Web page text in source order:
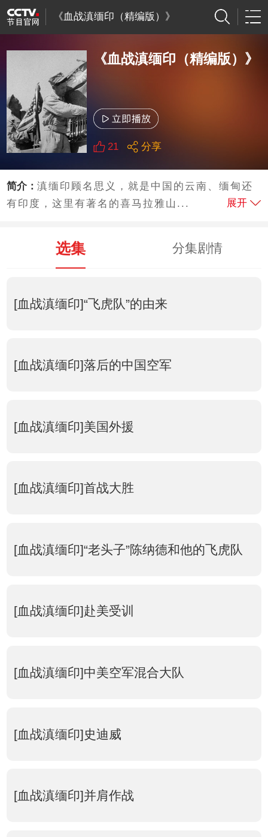
《血战滇缅印（精编版）》
《血战滇缅印（精编版）》
21 分享
简介：滇缅印顾名思义，就是中国的云南、缅甸还
有印度，这里有著名的喜马拉雅山...
展开
选集 分集剧情
[血战滇缅印]“飞虎队”的由来
[血战滇缅印]落后的中国空军
[血战滇缅印]美国外援
[血战滇缅印]首战大胜
[血战滇缅印]“老头子”陈纳德和他的飞虎队
[血战滇缅印]赴美受训
[血战滇缅印]中美空军混合大队
[血战滇缅印]史迪威
[血战滇缅印]并肩作战